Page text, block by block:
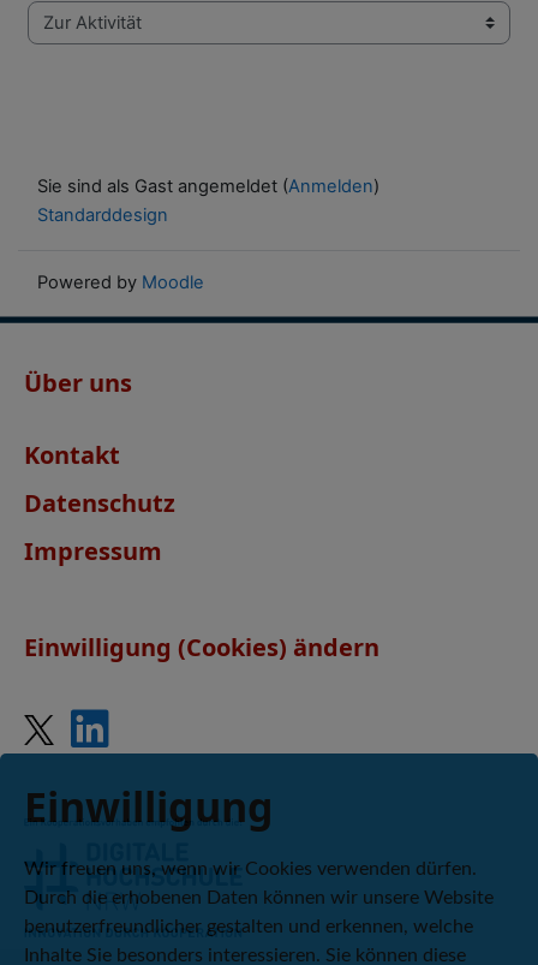
Zur Aktivität
Sie sind als Gast angemeldet (Anmelden)
Standarddesign
Powered by Moodle
Über uns
Kontakt
Datenschutz
Impressum
Einwilligung (Cookies) ändern
Einwilligung
Wir freuen uns, wenn wir Cookies verwenden dürfen.
Durch die erhobenen Daten können wir unsere Website
benutzerfreundlicher gestalten und erkennen, welche
Inhalte Sie besonders interessieren. Sie können diese